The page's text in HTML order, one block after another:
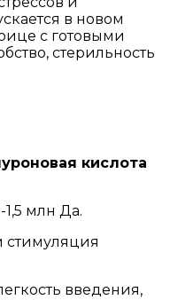
в новом
с готовыми
стерильность
кислота
млн Да.
стимуляция
введения,